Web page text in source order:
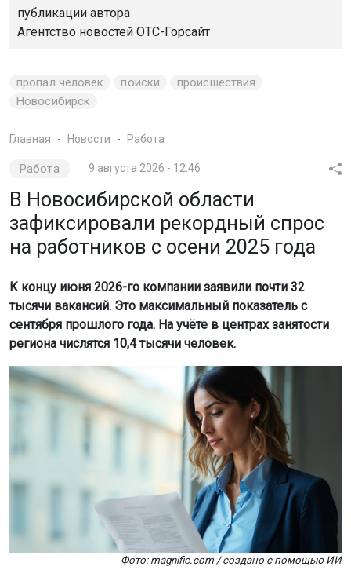
публикации автора
Агентство новостей ОТС-Горсайт
пропал человек поиски
происшествия
Новосибирск
Главная Новости Работа
Работа 9 августа 2026 - 12:46
В Новосибирской области
зафиксировали рекордный спрос
на работников с осени 2025 года
К концу июня 2026-го компании заявили почти 32
тысячи вакансий. Это максимальный показатель с
сентября прошлого года. На учёте в центрах занятости
региона числятся 10,4 тысячи человек.
Фото: magnific.com / создано с помощью ИИ